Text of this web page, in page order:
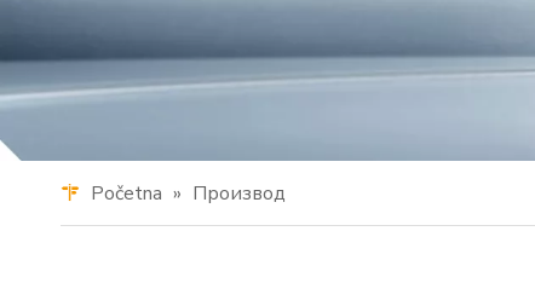
Početna » Производ